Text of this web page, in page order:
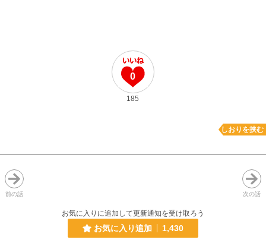
0
185
しおりを挟む
前の話 次の話
お気に入りに追加して更新通知を受け取ろう
お気に入り追加 1,430